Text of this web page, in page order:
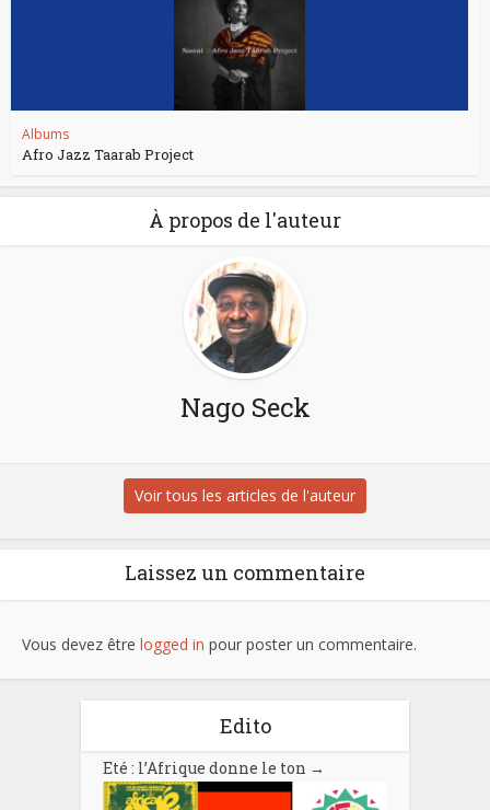
Albums
Afro Jazz Taarab Project
À propos de l'auteur
Nago Seck
Voir tous les articles de l'auteur
Laissez un commentaire
Vous devez être logged in pour poster un commentaire.
Edito
Eté : l’Afrique donne le ton →